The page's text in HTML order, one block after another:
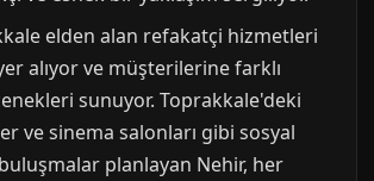
elden alan refakatçi hizmetleri
alıyor ve müşterilerine farklı
sunuyor. Toprakkale'deki
ve sinema salonları gibi sosyal
planlayan Nehir, her